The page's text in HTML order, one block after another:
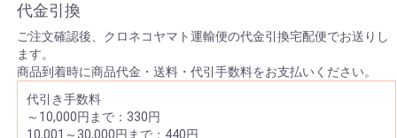
代金引換
ご注文確認後、クロネコヤマト運輸便の代金引換宅配便でお送りし
ます。
商品到着時に商品代金・送料・代引手数料をお支払いください。
代引き手数料
～10,000円まで：330円
10,001～30,000円まで：440円